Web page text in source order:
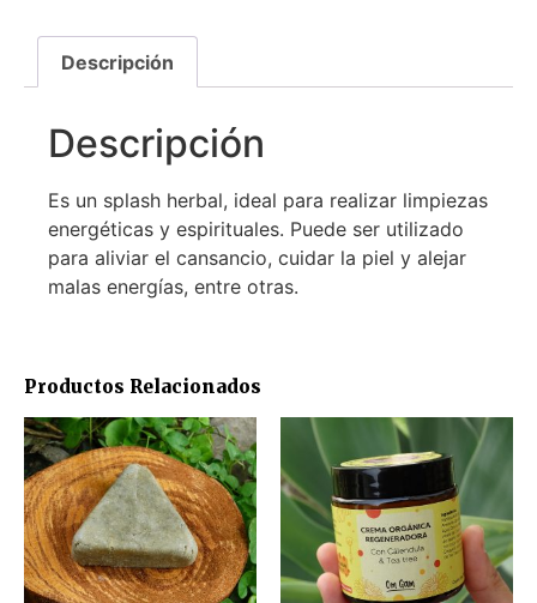
Descripción
Descripción
Es un splash herbal, ideal para realizar limpiezas
energéticas y espirituales. Puede ser utilizado
para aliviar el cansancio, cuidar la piel y alejar
malas energías, entre otras.
Productos Relacionados